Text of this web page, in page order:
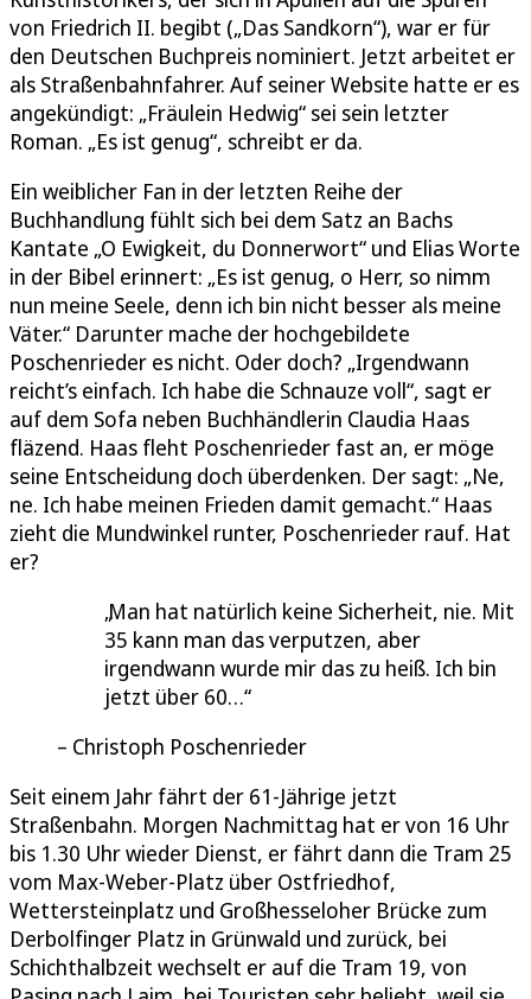
von Friedrich II. begibt („Das Sandkorn“), war er für
den Deutschen Buchpreis nominiert. Jetzt arbeitet er
als Straßenbahnfahrer. Auf seiner Website hatte er es
angekündigt: „Fräulein Hedwig“ sei sein letzter
Roman. „Es ist genug“, schreibt er da.
Ein weiblicher Fan in der letzten Reihe der
Buchhandlung fühlt sich bei dem Satz an Bachs
Kantate „O Ewigkeit, du Donnerwort“ und Elias Worte
in der Bibel erinnert: „Es ist genug, o Herr, so nimm
nun meine Seele, denn ich bin nicht besser als meine
Väter.“ Darunter mache der hochgebildete
Poschenrieder es nicht. Oder doch? „Irgendwann
reicht’s einfach. Ich habe die Schnauze voll“, sagt er
auf dem Sofa neben Buchhändlerin Claudia Haas
fläzend. Haas fleht Poschenrieder fast an, er möge
seine Entscheidung doch überdenken. Der sagt: „Ne,
ne. Ich habe meinen Frieden damit gemacht.“ Haas
zieht die Mundwinkel runter, Poschenrieder rauf. Hat
er?
Man hat natürlich keine Sicherheit, nie. Mit
35 kann man das verputzen, aber
irgendwann wurde mir das zu heiß. Ich bin
jetzt über 60…
Christoph Poschenrieder
Seit einem Jahr fährt der 61-Jährige jetzt
Straßenbahn. Morgen Nachmittag hat er von 16 Uhr
bis 1.30 Uhr wieder Dienst, er fährt dann die Tram 25
vom Max-Weber-Platz über Ostfriedhof,
Wettersteinplatz und Großhesseloher Brücke zum
Derbolfinger Platz in Grünwald und zurück, bei
Schichthalbzeit wechselt er auf die Tram 19, von